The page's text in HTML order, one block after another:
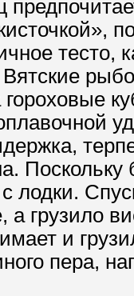
Поскольку
лодки.
а грузило
и
пера,